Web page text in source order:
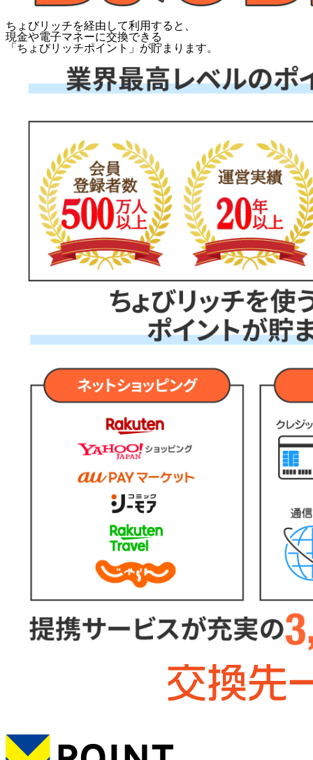
ちょびリッチを経由して利用すると、
現金や電子マネーに交換できる
「 ちょびリッチポイント 」が貯まります。